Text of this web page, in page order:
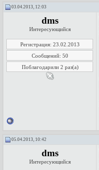
03.04.2013, 12:03
dms
Интересующийся
Регистрация: 23.02.2013
Сообщений: 50
Поблагодарили 2 раз(а)
05.04.2013, 10:42
dms
Интересующийся